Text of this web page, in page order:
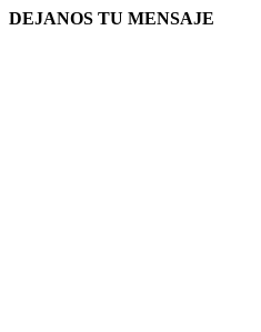
DEJANOS TU MENSAJE